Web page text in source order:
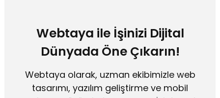
Webtaya ile İşinizi Dijital
Dünyada Öne Çıkarın!
Webtaya olarak, uzman ekibimizle web
tasarımı, yazılım geliştirme ve mobil